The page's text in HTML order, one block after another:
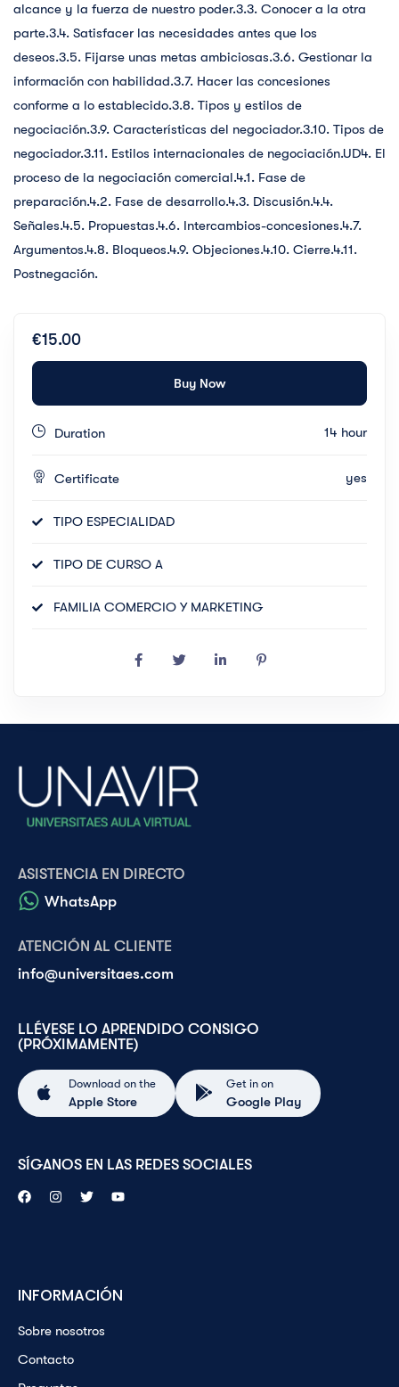
alcance y la fuerza de nuestro poder.3.3. Conocer a la otra
parte.3.4. Satisfacer las necesidades antes que los
deseos.3.5. Fijarse unas metas ambiciosas.3.6. Gestionar la
información con habilidad.3.7. Hacer las concesiones
conforme a lo establecido.3.8. Tipos y estilos de
negociación.3.9. Características del negociador.3.10. Tipos de
negociador.3.11. Estilos internacionales de negociación.UD4. El
proceso de la negociación comercial.4.1. Fase de
preparación.4.2. Fase de desarrollo.4.3. Discusión.4.4.
Señales.4.5. Propuestas.4.6. Intercambios-concesiones.4.7.
Argumentos.4.8. Bloqueos.4.9. Objeciones.4.10. Cierre.4.11.
Postnegación.
€15.00
Buy Now
Duration 14 hour
Certificate yes
TIPO ESPECIALIDAD
TIPO DE CURSO A
FAMILIA COMERCIO Y MARKETING
INFORMACIÓN
Sobre nosotros
Contacto
ASISTENCIA EN DIRECTO
WhatsApp
ATENCIÓN AL CLIENTE
info@universitaes.com
LLÉVESE LO APRENDIDO CONSIGO
(PRÓXIMAMENTE)
Download on the
Apple Store
Get in on
Google Play
SÍGANOS EN LAS REDES SOCIALES